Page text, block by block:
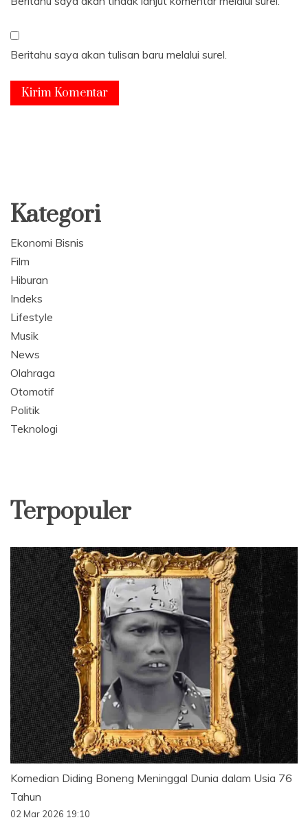
Beritahu saya akan tulisan baru melalui surel.
Kategori
Ekonomi Bisnis
Film
Hiburan
Indeks
Lifestyle
Musik
News
Olahraga
Otomotif
Politik
Teknologi
Terpopuler
Komedian Diding Boneng Meninggal Dunia dalam Usia 76
Tahun
02 Mar 2026 19:10